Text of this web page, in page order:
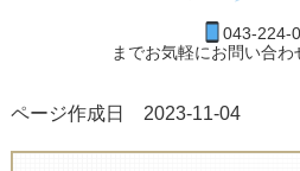
043-224-
までお気軽にお問い合わ
ページ作成日 2023-11-04